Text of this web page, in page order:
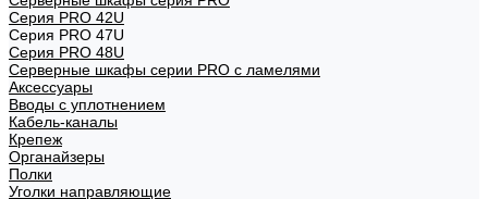
Серия PRO 42U
Серия PRO 47U
Серия PRO 48U
Серверные шкафы серии PRO с ламелями
Аксессуары
Вводы с уплотнением
Кабель-каналы
Крепеж
Органайзеры
Полки
Уголки направляющие